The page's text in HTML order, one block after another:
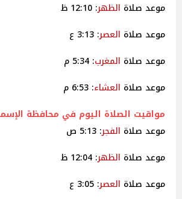
موعد صلاة الظهر: 12:10 ظ
موعد صلاة العصر: 3:13 ع
موعد صلاة المغرب: 5:34 م
موعد صلاة العشاء: 6:53 م
مواقيت الصلاة اليوم في محافظة
موعد صلاة الفجر: 5:13 ص
موعد صلاة الظهر: 12:04 ظ
موعد صلاة العصر: 3:05 ع